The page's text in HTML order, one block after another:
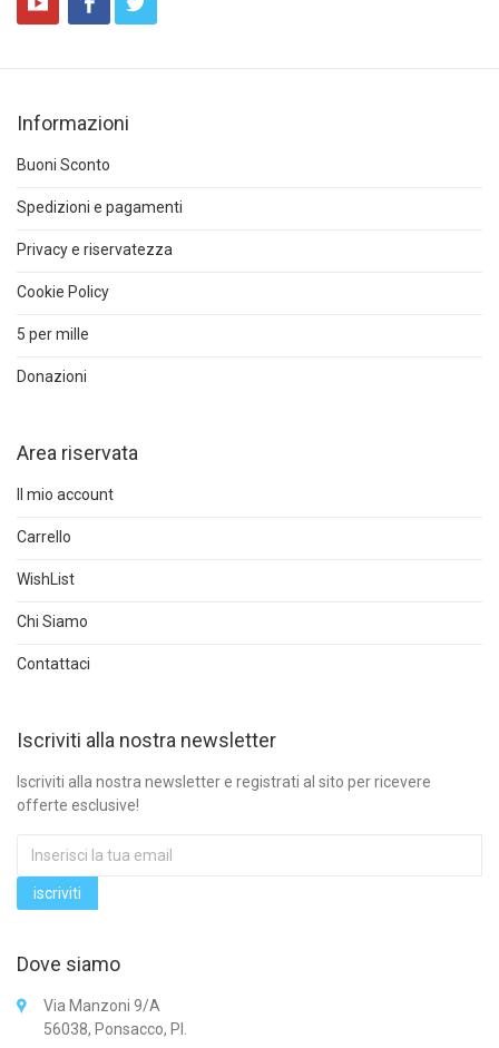
Informazioni
Buoni Sconto
Spedizioni e pagamenti
Privacy e riservatezza
Cookie Policy
5 per mille
Donazioni
Area riservata
Il mio account
Carrello
WishList
Chi Siamo
Contattaci
Iscriviti alla nostra newsletter
Iscriviti alla nostra newsletter e registrati al sito per ricevere
offerte esclusive!
Dove siamo
Via Manzoni 9/A
56038, Ponsacco, PI.